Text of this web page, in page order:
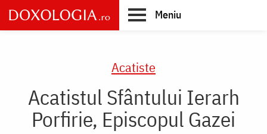
Skip
to
main
Meniu
Acatiste
Acatistul Sfântului Ierarh
Porfirie, Episcopul Gazei